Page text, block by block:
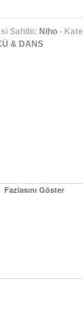
Sahibi: Niho-
& DANS
Fazlasını Göster